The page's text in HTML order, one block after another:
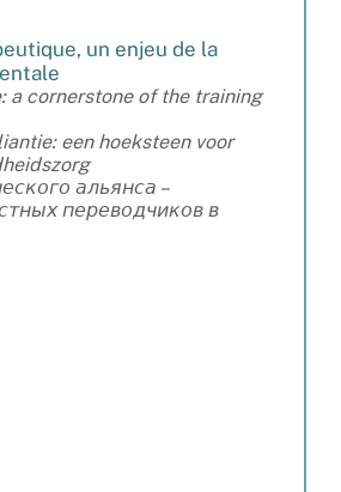
un enjeu de la
a cornerstone of the training
een hoeksteen voor
альянса –
переводчиков в